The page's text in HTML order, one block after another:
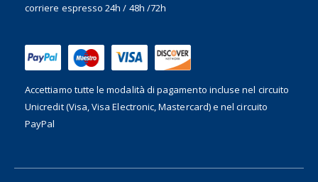
corriere espresso 24h / 48h /72h
Accettiamo tutte le modalità di pagamento incluse nel circuito
Unicredit (Visa, Visa Electronic, Mastercard) e nel circuito
PayPal